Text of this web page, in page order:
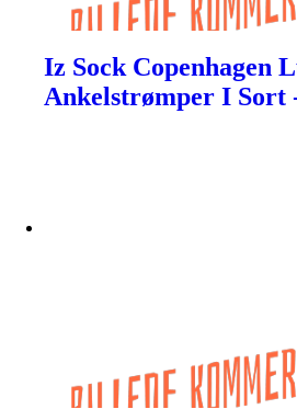
Iz Sock Copenhagen
Ankelstrømper I Sort